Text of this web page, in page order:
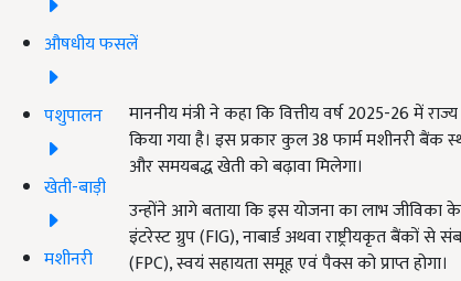
औषधीय फसलें
पशुपालन
खेती-बाड़ी
मशीनरी
माननीय मंत्री ने कहा कि वित्तीय वर्ष 2025-26 में
किया गया है। इस प्रकार कुल 38 फार्म मशीनरी बैंक
और समयबद्ध खेती को बढ़ावा मिलेगा।
उन्होंने आगे बताया कि इस योजना का लाभ जीविका
इंटरेस्ट ग्रुप (FIG), नाबार्ड अथवा राष्ट्रीयकृत
(FPC), स्वयं सहायता समूह एवं पैक्स को प्राप्त होगा।